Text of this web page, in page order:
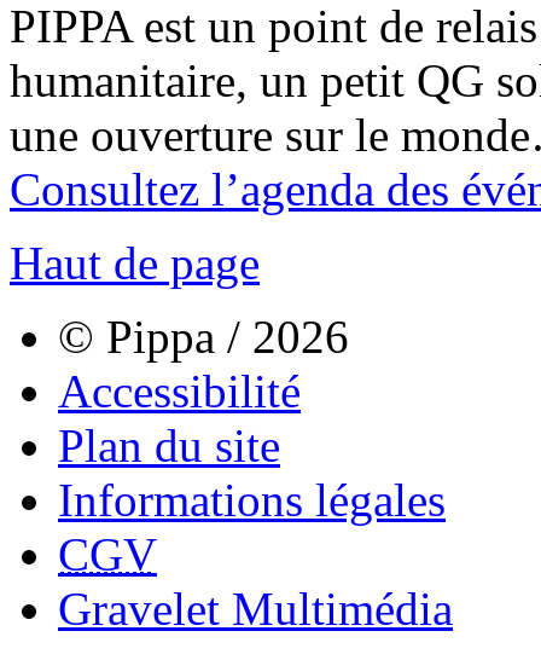
PIPPA est un point de
humanitaire, un petit QG
une ouverture sur le
Consultez l’agenda des
Haut de page
© Pippa / 2026
Accessibilité
Plan du site
Informations légales
CGV
Gravelet Multimédia